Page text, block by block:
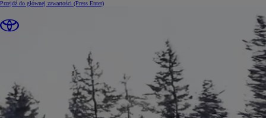
Przejdź do głównej zawartości (Press Enter)